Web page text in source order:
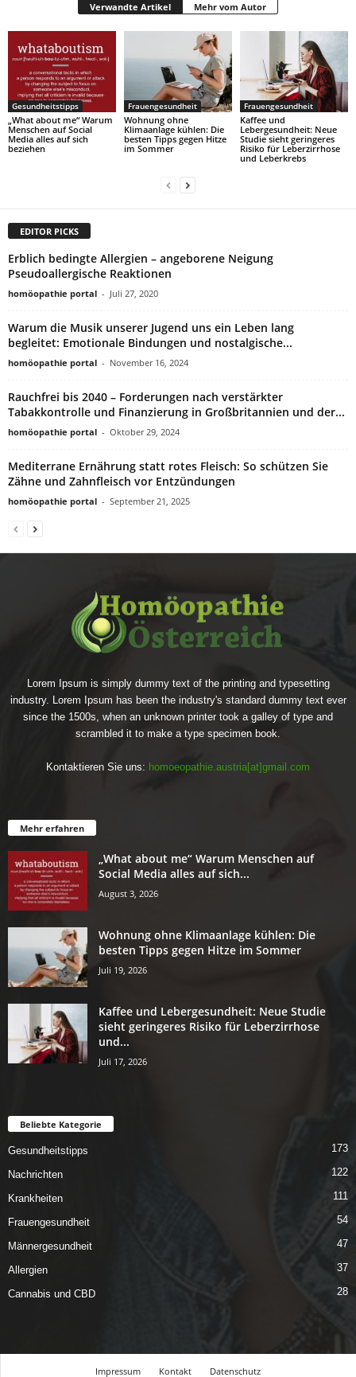
Verwandte Artikel Mehr vom Autor
Gesundheitstipps
„What about me“ Warum
Menschen auf Social
Media alles auf sich
beziehen
Frauengesundheit
Wohnung ohne
Klimaanlage kühlen: Die
besten Tipps gegen Hitze
im Sommer
Frauengesundheit
Kaffee und
Lebergesundheit: Neue
Studie sieht geringeres
Risiko für Leberzirrhose
und Leberkrebs
EDITOR PICKS
Erblich bedingte Allergien – angeborene Neigung
Pseudoallergische Reaktionen
homöopathie portal - Juli 27, 2020
Warum die Musik unserer Jugend uns ein Leben lang
begleitet: Emotionale Bindungen und nostalgische...
homöopathie portal - November 16, 2024
Rauchfrei bis 2040 – Forderungen nach verstärkter
Tabakkontrolle und Finanzierung in Großbritannien und der...
homöopathie portal - Oktober 29, 2024
Mediterrane Ernährung statt rotes Fleisch: So schützen Sie
Zähne und Zahnfleisch vor Entzündungen
homöopathie portal - September 21, 2025
Lorem Ipsum is simply dummy text of the printing and typesetting
industry. Lorem Ipsum has been the industry's standard dummy text ever
since the 1500s, when an unknown printer took a galley of type and
scrambled it to make a type specimen book.
Kontaktieren Sie uns: homoeopathie.austria[at]gmail.com
Mehr erfahren
„What about me“ Warum Menschen auf
Social Media alles auf sich...
August 3, 2026
Wohnung ohne Klimaanlage kühlen: Die
besten Tipps gegen Hitze im Sommer
Juli 19, 2026
Kaffee und Lebergesundheit: Neue Studie
sieht geringeres Risiko für Leberzirrhose
und...
Juli 17, 2026
Beliebte Kategorie
Gesundheitstipps 173
Nachrichten 122
Krankheiten 111
Frauengesundheit 54
Männergesundheit 47
Allergien 37
Cannabis und CBD 28
Impressum Kontakt Datenschutz